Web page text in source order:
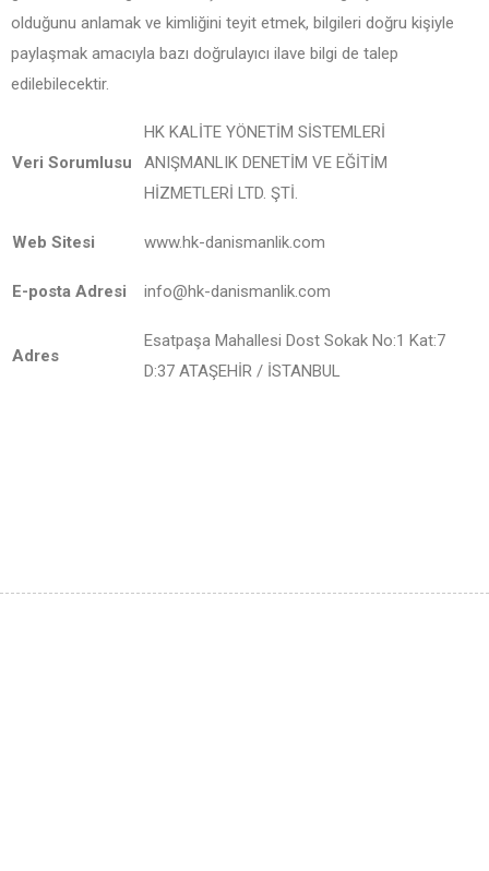
olduğunu anlamak ve kimliğini teyit etmek, bilgileri doğru kişiyle
paylaşmak amacıyla bazı doğrulayıcı ilave bilgi de talep
edilebilecektir.
Veri Sorumlusu
HK KALİTE YÖNETİM SİSTEMLERİ
ANIŞMANLIK DENETİM VE EĞİTİM
HİZMETLERİ LTD. ŞTİ.
Web Sitesi www.hk-danismanlik.com
E-posta Adresi info@hk-danismanlik.com
Adres
Esatpaşa Mahallesi Dost Sokak No:1 Kat:7
D:37 ATAŞEHİR / İSTANBUL